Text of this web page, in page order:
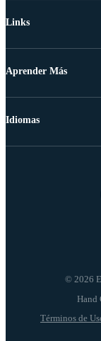
Links
Aprender Más
© 2026
Términos de
Idiomas